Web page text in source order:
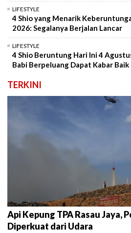
LIFESTYLE
4 Shio yang Menarik
2026: Segalanya Berjalan Lancar
LIFESTYLE
4 Shio Beruntung Hari Ini 4
Babi Berpeluang Dapat Kabar Baik
TERKINI
Api Kepung TPA Rasau Jaya,
Diperkuat dari Udara